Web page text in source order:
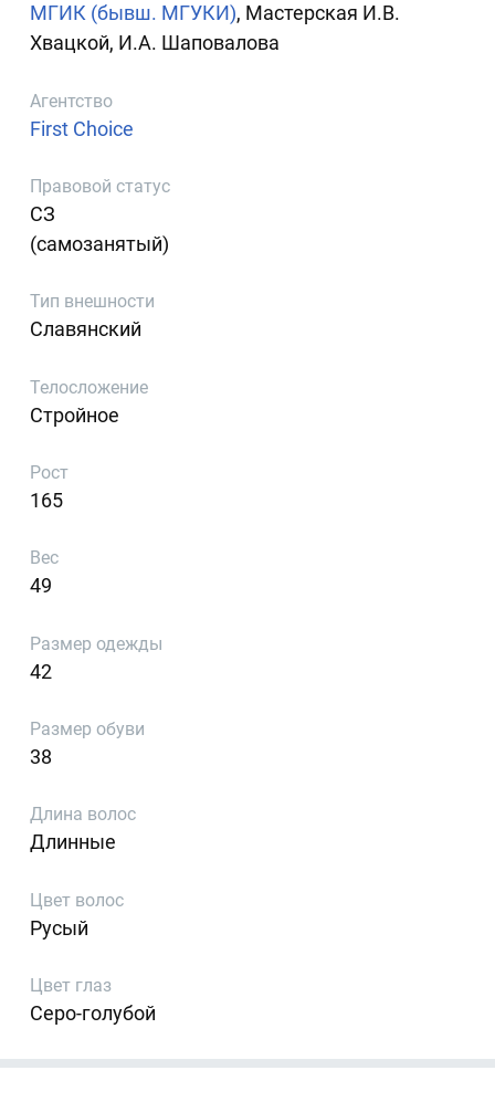
МГИК (бывш. МГУКИ), Мастерская И.В.
Хвацкой, И.А. Шаповалова
Агентство
First Choice
Правовой статус
СЗ
(самозанятый)
Тип внешности
Славянский
Телосложение
Стройное
Рост
165
Вес
49
Размер одежды
42
Размер обуви
38
Длина волос
Длинные
Цвет волос
Русый
Цвет глаз
Серо-голубой